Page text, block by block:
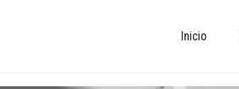
Inicio